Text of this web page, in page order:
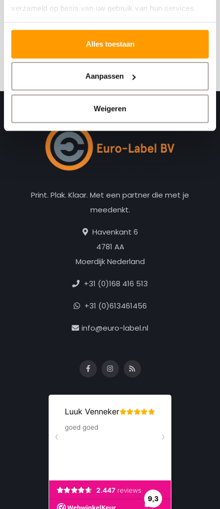
verzameld op basis van uw gebruik van hun services.
Alles toestaan
Aanpassen
Weigeren
Schrijf je hier in voor onze nieuwsbrief
Ontvang onze nieuwste aanbiedingen en
Abonneer
Print. Plak. Klaar. Met een partner die met je
meedenkt.
Havenkant 6
4781 AA
Moerdijk Nederland
+31 (0)168 416 513
+31 (0)613461456
info@euro-label.nl